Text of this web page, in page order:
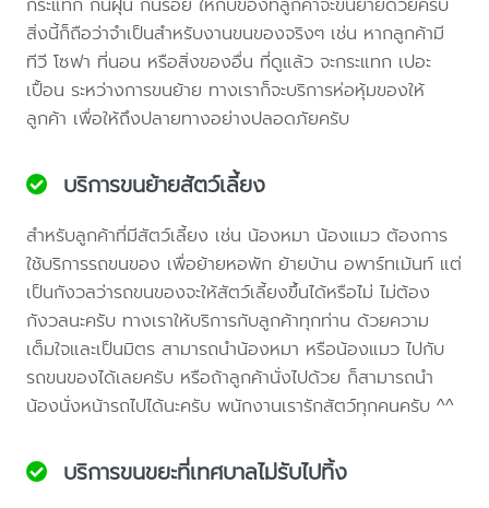
สิ่งนี้ก็ถือว่าจำเป็นสำหรับงานขนของจริงๆ เช่น หากลูกค้ามี
ทีวี โซฟา ที่นอน หรือสิ่งของอื่น ที่ดูแล้ว จะกระแทก เปอะ
เปื้อน ระหว่างการขนย้าย ทางเราก็จะบริการห่อหุ้มของให้
ลูกค้า เพื่อให้ถึงปลายทางอย่างปลอดภัยครับ
บริการขนย้ายสัตว์เลี้ยง
สำหรับลูกค้าที่มีสัตว์เลี้ยง เช่น น้องหมา น้องแมว ต้องการ
ใช้บริการรถขนของ เพื่อย้ายหอพัก ย้ายบ้าน อพาร์ทเม้นท์ แต่
เป็นกังวลว่ารถขนของจะให้สัตว์เลี้ยงขึ้นได้หรือไม่ ไม่ต้อง
กังวลนะครับ ทางเราให้บริการกับลูกค้าทุกท่าน ด้วยความ
เต็มใจและเป็นมิตร สามารถนำน้องหมา หรือน้องแมว ไปกับ
รถขนของได้เลยครับ หรือถ้าลูกค้านั่งไปด้วย ก็สามารถนำ
น้องนั่งหน้ารถไปได้นะครับ พนักงานเรารักสัตว์ทุกคนครับ ^^
บริการขนขยะที่เทศบาลไม่รับไปทิ้ง